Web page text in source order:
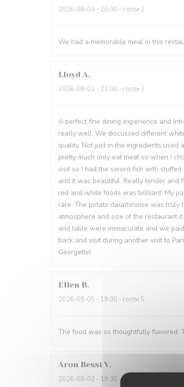
2026-08-04 - 20:00 - гости 2
We had a memorable meal in this
Lloyd A
2026-08-02 - 21:00 - гости 2
A perfect fine dining experience and
really well. We discussed different
quality. Not just in the ingredients
pretty much only eat meat so when I
visit so I had the sword fish with
and it was beautiful. Really tender and
red and white foods was brilliant. My
rare. The potato dauphinoise was
atmosphere and size of the restaurant
and table were immaculate and we
back and visit during another visit to
Georgette!
Ellen B
2026-08-05 - 19:00 - гости 5
The food was so thoughtfully flavored.
Aron Bessi V
2026-08-02 - 19:30 - гости 2